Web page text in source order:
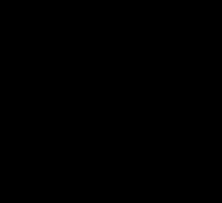
行为。
评论服务提
论新产品、
治区、直辖